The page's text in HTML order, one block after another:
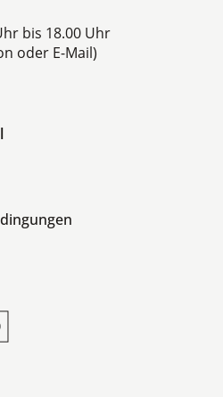
bis 18.00 Uhr
oder E-Mail)